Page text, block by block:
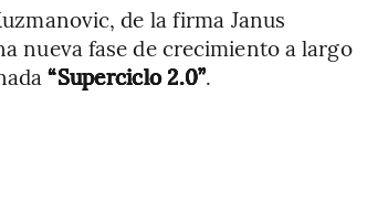
de la firma Janus
nueva fase de crecimiento a largo
“Superciclo 2.0”.